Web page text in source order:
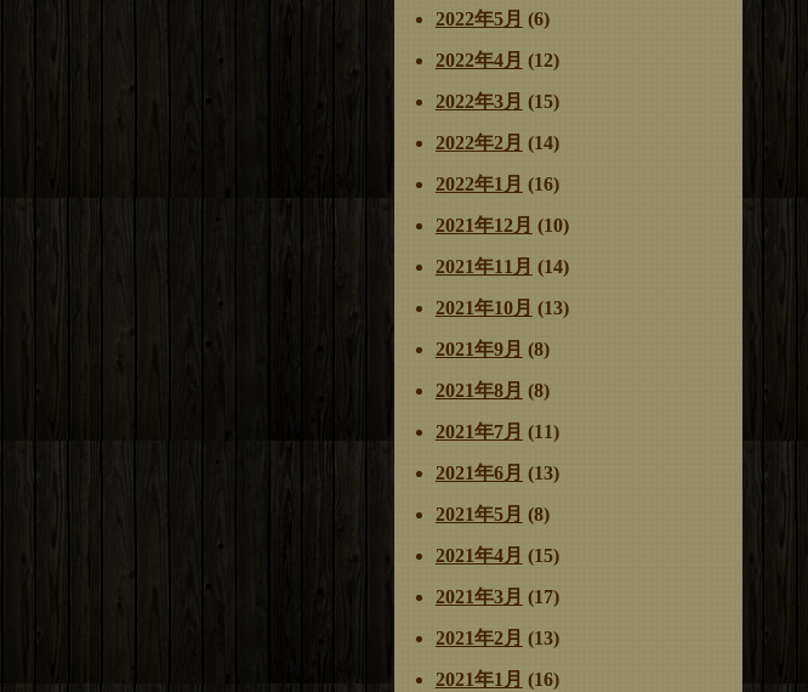
2022年5月 (6)
2022年4月 (12)
2022年3月 (15)
2022年2月 (14)
2022年1月 (16)
2021年12月 (10)
2021年11月 (14)
2021年10月 (13)
2021年9月 (8)
2021年8月 (8)
2021年7月 (11)
2021年6月 (13)
2021年5月 (8)
2021年4月 (15)
2021年3月 (17)
2021年2月 (13)
2021年1月 (16)